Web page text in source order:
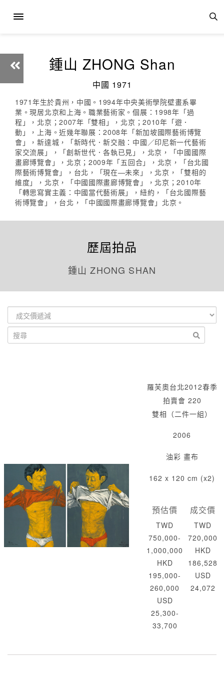
鍾山 ZHONG Shan
中國 1971
1971年生於貴州，中國。1994年中央美術學院壁畫系畢
業。現居北京和上海。職業藝術家。個展：1998年「過
程」，北京；2007年「雙相」，北京；2010年「遊．
動」，上海。近幾年聯展：2008年「新加坡國際藝術博覽
會」，新達城，「新時代．新交融：中國／印尼新一代藝術
家交流展」，「創新世代．各執已見」，北京，「中國國際
畫廊博覽會」，北京；2009年「五回合」，北京，「台北國
際藝術博覽會」，台北，「現在—未來」，北京，「雙相的
維度」，北京，「中國國際畫廊博覽會」，北京；2010年
「轉思寫實主義：中國當代藝術展」，紐約，「台北國際藝
術博覽會」，台北，「中國國際畫廊博覽會」北京。
歷屆拍品
鍾山 ZHONG SHAN
羅芙奧台北2012春季
拍賣會 220
雙相（二件一組）
2006
油彩 畫布
162 x 120 cm (x2)
預估價
TWD
750,000-
1,000,000
HKD
195,000-
260,000
USD
25,300-
33,700
成交價
TWD
720,000
HKD
186,528
USD
24,072